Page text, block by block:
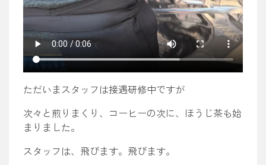
ただいまスタッフは接遇研修中ですが
次々と煎りまくり、コーヒーの次に、ほうじ茶も始
まりました。
スタッフは、飛びます。飛びます。